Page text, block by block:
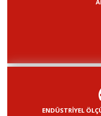
ENDÜSTRİYEL